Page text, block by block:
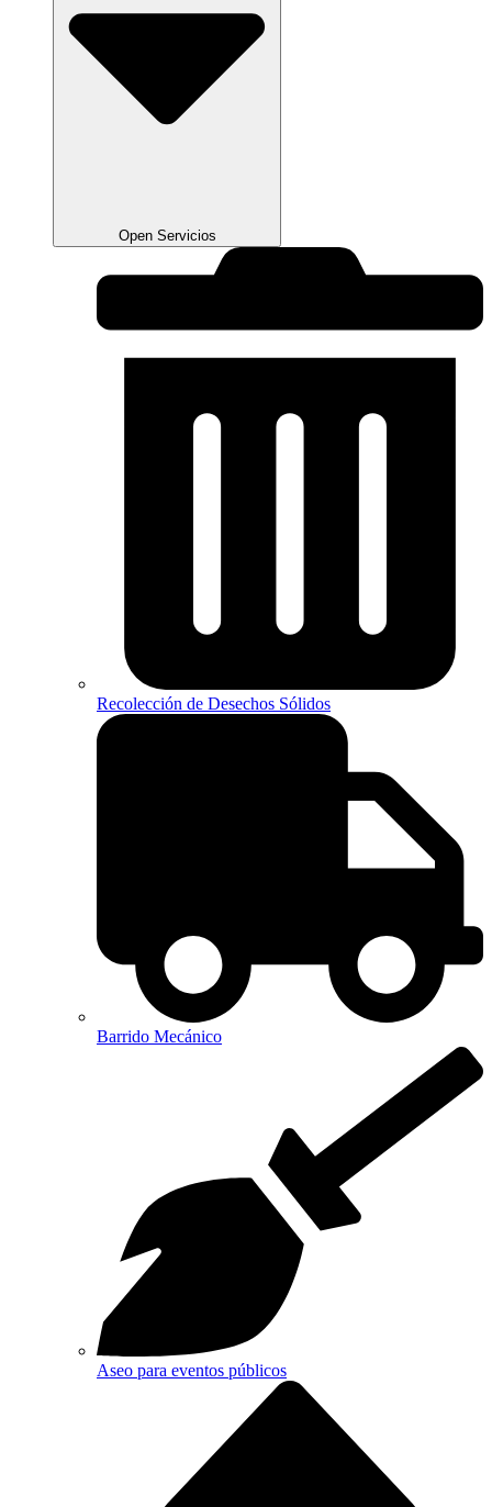
Open Servicios
Recolección de Desechos Sólidos
Barrido Mecánico
Aseo para eventos públicos